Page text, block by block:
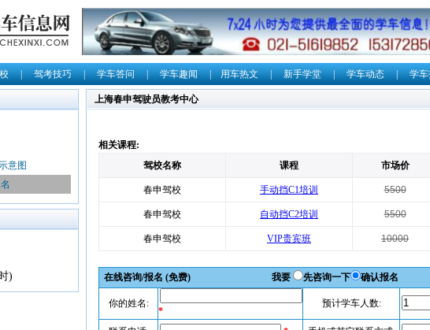
|驾考技巧|学车答问|学车趣闻|用车热文|新手学堂|学车动态|学
意图
)
上海春申驾驶员教考中心
相关课程:
驾校名称
课程 市场价
春申驾校 手动挡C1培训 5500
春申驾校 自动挡C2培训 5500
春申驾校 VIP贵宾班 10000
在线咨询/报名 (免费) 我要 先咨询一下 确认报名
你的姓名:
*
预计学车人数: